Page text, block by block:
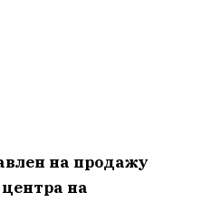
на продажу
центра на